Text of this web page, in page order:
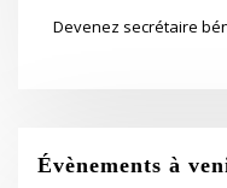
Devenez secrétaire
Évènements à